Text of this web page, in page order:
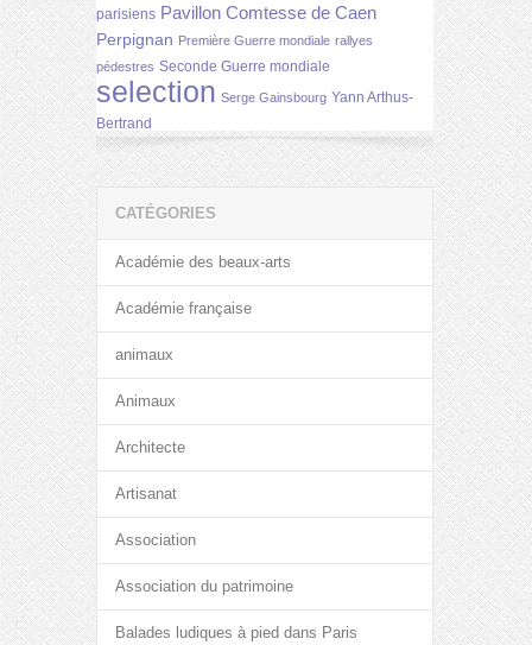
parisiens Pavillon Comtesse de Caen
Perpignan Première Guerre mondiale rallyes
pédestres Seconde Guerre mondiale
selection Serge Gainsbourg Yann Arthus-
Bertrand
CATÉGORIES
Académie des beaux-arts
Académie française
animaux
Animaux
Architecte
Artisanat
Association
Association du patrimoine
Balades ludiques à pied dans Paris